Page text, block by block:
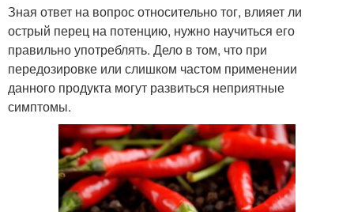
Зная ответ на вопрос относительно тог, влияет ли
острый перец на потенцию, нужно научиться его
правильно употреблять. Дело в том, что при
передозировке или слишком частом применении
данного продукта могут развиться неприятные
симптомы.